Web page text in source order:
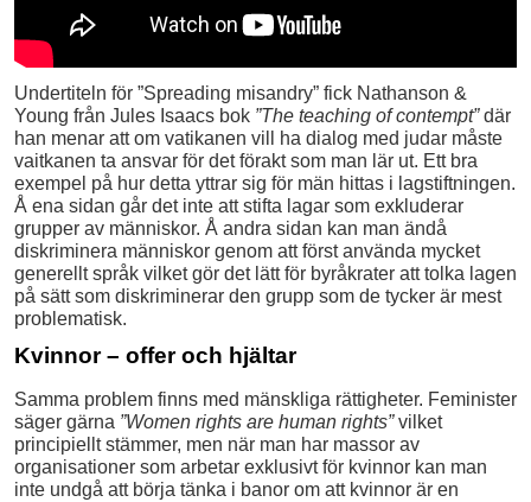
Undertiteln för ”Spreading misandry” fick Nathanson &
Young från Jules Isaacs bok ”The teaching of contempt”där
han menar att om vatikanen vill ha dialog med judar måste
vaitkanen ta ansvar för det förakt som man lär ut. Ett bra
exempel på hur detta yttrar sig för män hittas i lagstiftningen.
Å ena sidan går det inte att stifta lagar som exkluderar
grupper av människor. Å andra sidan kan man ändå
diskriminera människor genom att först använda mycket
generellt språk vilket gör det lätt för byråkrater att tolka lagen
på sätt som diskriminerar den grupp som de tycker är mest
problematisk.
Kvinnor – offer och hjältar
Samma problem finns med mänskliga rättigheter. Feminister
säger gärna ”Women rights are human rights”vilket
principiellt stämmer, men när man har massor av
organisationer som arbetar exklusivt för kvinnor kan man
inte undgå att börja tänka i banor om att kvinnor är en